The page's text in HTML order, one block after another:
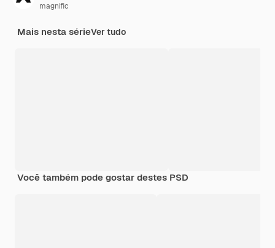
magnific
Mais nesta sérieVer tudo
Você também pode gostar destes PSD